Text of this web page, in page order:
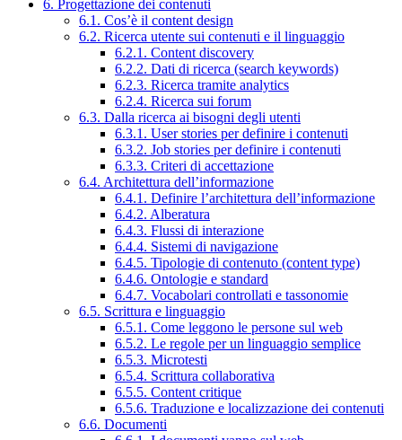
6. Progettazione dei contenuti
6.1. Cos’è il content design
6.2. Ricerca utente sui contenuti e il linguaggio
6.2.1. Content discovery
6.2.2. Dati di ricerca (search keywords)
6.2.3. Ricerca tramite analytics
6.2.4. Ricerca sui forum
6.3. Dalla ricerca ai bisogni degli utenti
6.3.1. User stories per definire i contenuti
6.3.2. Job stories per definire i contenuti
6.3.3. Criteri di accettazione
6.4. Architettura dell’informazione
6.4.1. Definire l’architettura dell’informazione
6.4.2. Alberatura
6.4.3. Flussi di interazione
6.4.4. Sistemi di navigazione
6.4.5. Tipologie di contenuto (content type)
6.4.6. Ontologie e standard
6.4.7. Vocabolari controllati e tassonomie
6.5. Scrittura e linguaggio
6.5.1. Come leggono le persone sul web
6.5.2. Le regole per un linguaggio semplice
6.5.3. Microtesti
6.5.4. Scrittura collaborativa
6.5.5. Content critique
6.5.6. Traduzione e localizzazione dei contenuti
6.6. Documenti